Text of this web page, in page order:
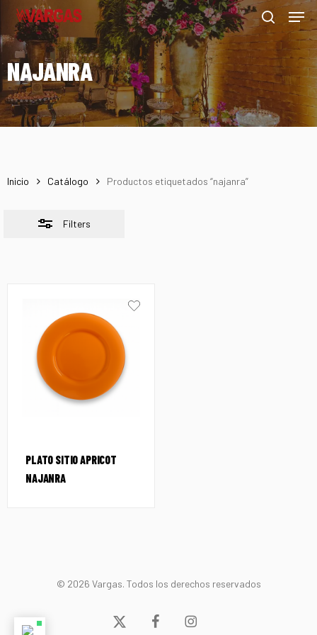
Skip
main
content
search
Menu
NAJANRA
Inicio Catálogo Productos etiquetados “najanra”
Filters
Close
Filters
PLATO SITIO APRICOT
NAJANRA
© 2026 Vargas. Todos los derechos reservados
x-
facebookinstagram
Menu